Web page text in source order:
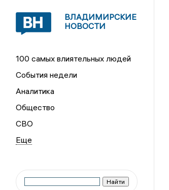
ВЛАДИМИРСКИЕ
НОВОСТИ
100 самых влиятельных людей
События недели
Аналитика
Общество
СВО